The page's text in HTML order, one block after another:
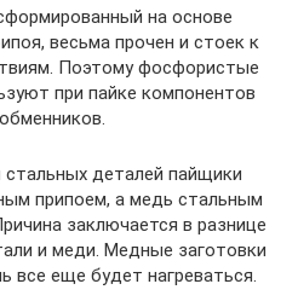
на основе
весьма прочен и стоек к
Поэтому фосфористые
при пайке компонентов
стальных деталей пайщики
припоем, а медь стальным
заключается в разнице
и меди. Медные заготовки
все еще будет нагреваться.